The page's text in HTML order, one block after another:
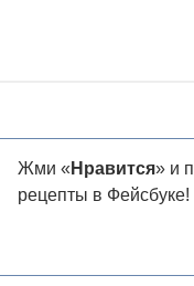
Жми « Нравится» и
рецепты в Фейсбуке!